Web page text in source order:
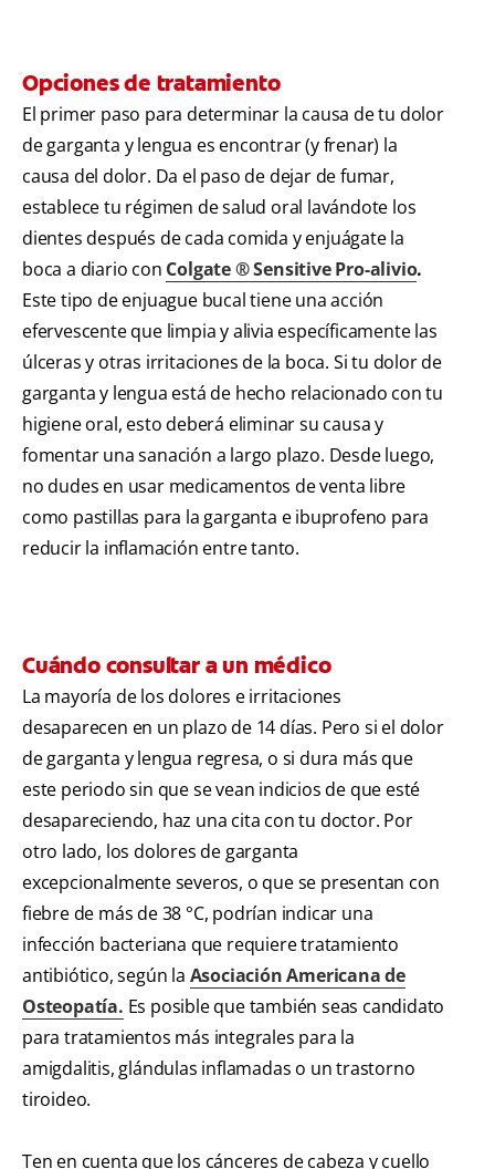
Opciones de tratamiento
El primer paso para determinar la causa de tu dolor
de garganta y lengua es encontrar (y frenar) la
causa del dolor. Da el paso de dejar de fumar,
establece tu régimen de salud oral lavándote los
dientes después de cada comida y enjuágate la
boca a diario con Colgate ® Sensitive Pro-alivio.
Este tipo de enjuague bucal tiene una acción
efervescente que limpia y alivia específicamente las
úlceras y otras irritaciones de la boca. Si tu dolor de
garganta y lengua está de hecho relacionado con tu
higiene oral, esto deberá eliminar su causa y
fomentar una sanación a largo plazo. Desde luego,
no dudes en usar medicamentos de venta libre
como pastillas para la garganta e ibuprofeno para
reducir la inflamación entre tanto.
Cuándo consultar a un médico
La mayoría de los dolores e irritaciones
desaparecen en un plazo de 14 días. Pero si el dolor
de garganta y lengua regresa, o si dura más que
este periodo sin que se vean indicios de que esté
desapareciendo, haz una cita con tu doctor. Por
otro lado, los dolores de garganta
excepcionalmente severos, o que se presentan con
fiebre de más de 38 °C, podrían indicar una
infección bacteriana que requiere tratamiento
antibiótico, según la Asociación Americana de
Osteopatía. Es posible que también seas candidato
para tratamientos más integrales para la
amigdalitis, glándulas inflamadas o un trastorno
tiroideo.
Ten en cuenta que los cánceres de cabeza y cuello